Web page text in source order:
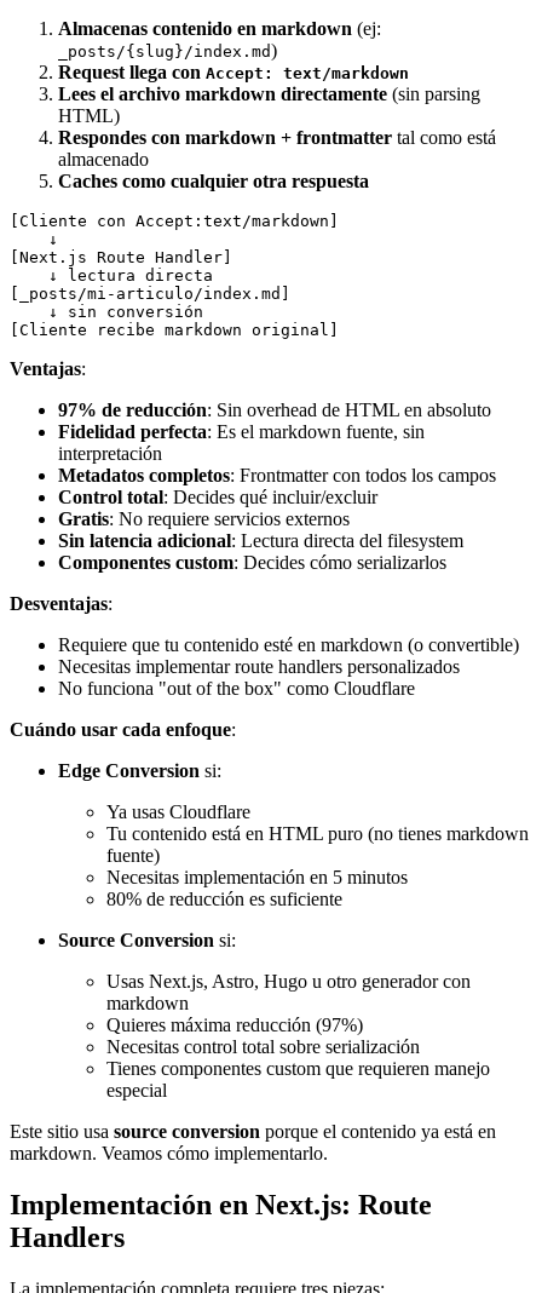
Almacenas contenido en markdown (ej:
_posts/{slug}/index.md)
Request llega con Accept: text/markdown
Lees el archivo markdown directamente (sin parsing
HTML)
Respondes con markdown + frontmatter tal como está
almacenado
Caches como cualquier otra respuesta
[Cliente con Accept:text/markdown]
    ↓
[Next.js Route Handler]
    ↓ lectura directa
[_posts/mi-articulo/index.md]
    ↓ sin conversión
Ventajas:
97% de reducción: Sin overhead de HTML en absoluto
Fidelidad perfecta: Es el markdown fuente, sin
interpretación
Metadatos completos: Frontmatter con todos los campos
Control total: Decides qué incluir/excluir
Gratis: No requiere servicios externos
Sin latencia adicional: Lectura directa del filesystem
Componentes custom: Decides cómo serializarlos
Desventajas:
Requiere que tu contenido esté en markdown (o convertible)
Necesitas implementar route handlers personalizados
No funciona "out of the box" como Cloudflare
Cuándo usar cada enfoque:
Edge Conversion si:
Ya usas Cloudflare
Tu contenido está en HTML puro (no tienes markdown
fuente)
Necesitas implementación en 5 minutos
80% de reducción es suficiente
Source Conversion si:
Usas Next.js, Astro, Hugo u otro generador con
markdown
Quieres máxima reducción (97%)
Necesitas control total sobre serialización
Tienes componentes custom que requieren manejo
especial
Este sitio usa source conversion porque el contenido ya está en
markdown. Veamos cómo implementarlo.
Implementación en Next.js: Route
Handlers